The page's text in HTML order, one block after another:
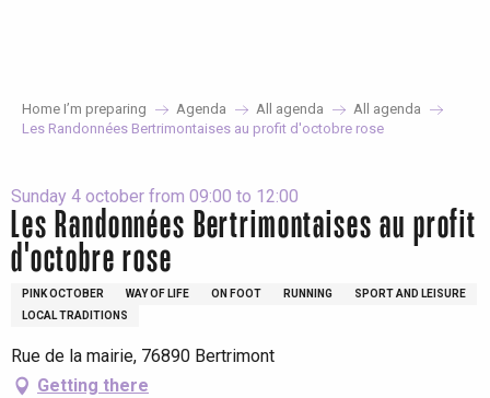
Home I’m preparing Agenda All agenda
All agenda
Les Randonnées Bertrimontaises au profit d'octobre rose
Sunday 4 october from 09:00 to 12:00
Les Randonnées Bertrimontaises au profit
d'octobre rose
PINK OCTOBER WAY OF LIFE ON FOOT RUNNING
SPORT AND LEISURE
LOCAL TRADITIONS
Rue de la mairie, 76890 Bertrimont
Getting there